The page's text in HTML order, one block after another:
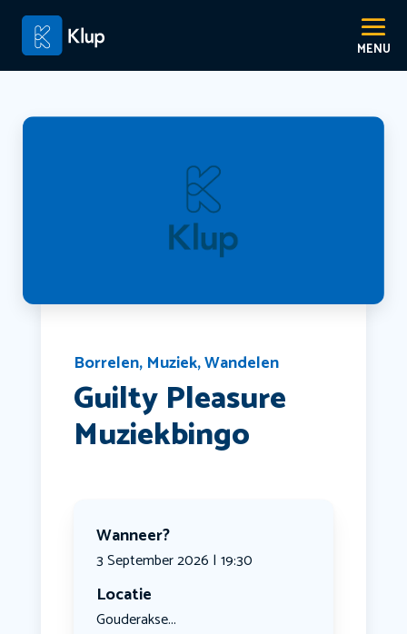
Borrelen, Muziek,Wandelen
Guilty Pleasure
Muziekbingo
Wanneer?
3 September 2026 | 19:30
Locatie
Gouderakse...